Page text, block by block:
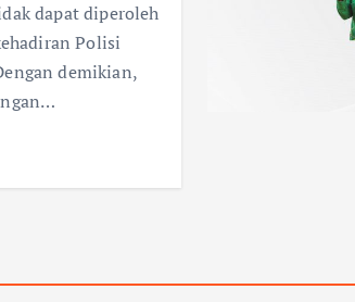
dapat diperoleh
Polisi
demikian,